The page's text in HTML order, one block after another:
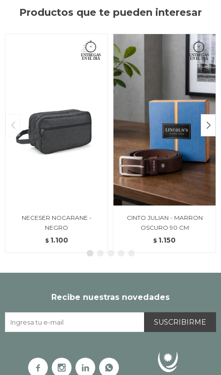
Productos que te pueden interesar
NECESER NOCARANE -
NEGRO
$ 1.100
CINTO JULIAN - MARRON
OSCURO 90 CM
$ 1.150
Recibe nuestras novedades
SUSCRIBIRME
   